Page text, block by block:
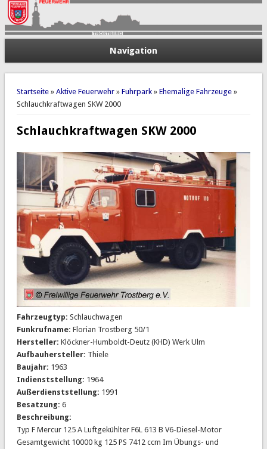
Navigation
Sie sind hier
Startseite» Aktive Feuerwehr» Fuhrpark» Ehemalige Fahrzeuge»
Schlauchkraftwagen SKW 2000
Schlauchkraftwagen SKW 2000
Fahrzeugtyp: Schlauchwagen
Funkrufname: Florian Trostberg 50/1
Hersteller: Klöckner-Humboldt-Deutz (KHD) Werk Ulm
Aufbauhersteller: Thiele
Baujahr: 1963
Indienststellung: 1964
Außerdienststellung: 1991
Besatzung: 6
Beschreibung:
Typ F Mercur 125 A Luftgekühlter F6L 613 B V6-Diesel-Motor
Gesamtgewicht 10000 kg 125 PS 7412 ccm Im Übungs- und